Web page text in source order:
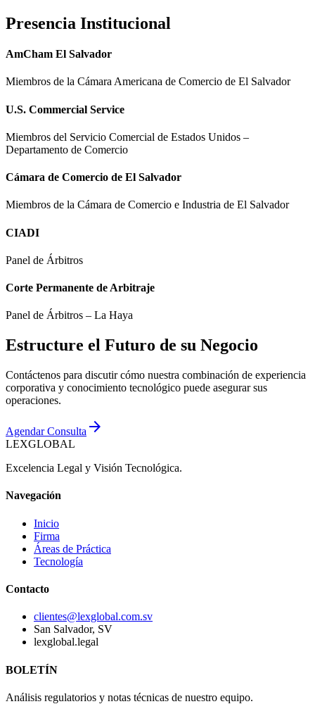
Presencia Institucional
AmCham El Salvador
Miembros de la Cámara Americana de Comercio de El Salvador
U.S. Commercial Service
Miembros del Servicio Comercial de Estados Unidos –
Departamento de Comercio
Cámara de Comercio de El Salvador
Miembros de la Cámara de Comercio e Industria de El Salvador
CIADI
Panel de Árbitros
Corte Permanente de Arbitraje
Panel de Árbitros – La Haya
Estructure el Futuro de su Negocio
Contáctenos para discutir cómo nuestra combinación de experiencia
corporativa y conocimiento tecnológico puede asegurar sus
operaciones.
Agendar Consulta arrow_forward
LEXGLOBAL
Excelencia Legal y Visión Tecnológica.
Navegación
Inicio
Firma
Áreas de Práctica
Tecnología
Contacto
clientes@lexglobal.com.sv
San Salvador, SV
lexglobal.legal
BOLETÍN
Análisis regulatorios y notas técnicas de nuestro equipo.